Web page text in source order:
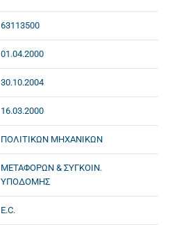
63113500
01.04.2000
30.10.2004
16.03.2000
ΠΟΛΙΤΙΚΩΝ ΜΗΧΑΝΙΚΩΝ
ΜΕΤΑΦΟΡΩΝ & ΣΥΓΚΟΙΝ.
ΥΠΟΔΟΜΗΣ
E.C.